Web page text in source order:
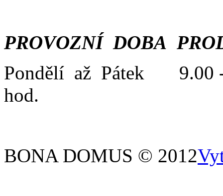
PROVOZNÍ DOBA
Pondělí až Pátek 9.00
hod.
BONA DOMUS © 2012